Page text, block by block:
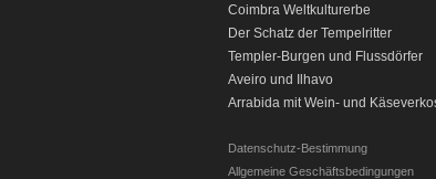
Coimbra Weltkulturerbe
Der Schatz der Tempelritter
Templer-Burgen und Flussdörfer
Aveiro und Ilhavo
Arrabida mit Wein- und
Datenschutz-Bestimmung
Allgemeine Geschäftsbedingungen